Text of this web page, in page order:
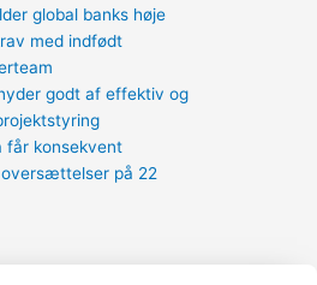
global banks høje
med indfødt
godt af effektiv og
får konsekvent
på 22